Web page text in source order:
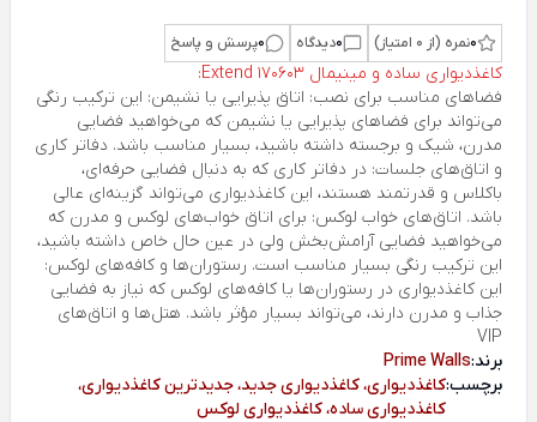
0نمره (از 0 امتیاز) 0دیدگاه 0پرسش و پاسخ
کاغذدیواری ساده و مینیمال Extend 170603:
فضاهای مناسب برای نصب: اتاق پذیرایی یا نشیمن: این ترکیب رنگی
می‌تواند برای فضاهای پذیرایی یا نشیمن که می‌خواهید فضایی
مدرن، شیک و برجسته داشته باشید، بسیار مناسب باشد. دفاتر کاری
و اتاق‌های جلسات: در دفاتر کاری که به دنبال فضایی حرفه‌ای،
باکلاس و قدرتمند هستند، این کاغذدیواری می‌تواند گزینه‌ای عالی
باشد. اتاق‌های خواب لوکس: برای اتاق خواب‌های لوکس و مدرن که
می‌خواهید فضایی آرامش‌بخش ولی در عین حال خاص داشته باشید،
این ترکیب رنگی بسیار مناسب است. رستوران‌ها و کافه‌های لوکس:
این کاغذدیواری در رستوران‌ها یا کافه‌های لوکس که نیاز به فضایی
جذاب و مدرن دارند، می‌تواند بسیار مؤثر باشد. هتل‌ها و اتاق‌های
VIP
برند:Prime Walls
برچسب:کاغذدیواری، کاغذدیواری جدید، جدیدترین کاغذدیواری،
کاغذدیواری ساده، کاغذدیواری لوکس